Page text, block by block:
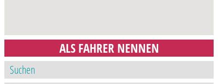
ALS FAHRER NENNEN